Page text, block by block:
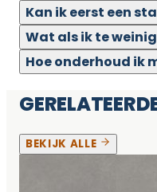
Kan ik eerst een
Wat als ik te
Hoe onderhoud ik
BEKIJK ALLE